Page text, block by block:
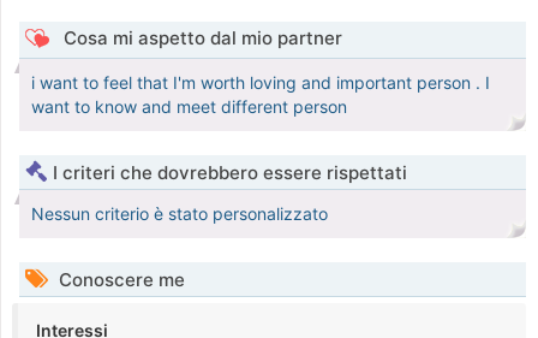
Cosa mi aspetto dal mio partner
i want to feel that I'm worth loving and important person . I
want to know and meet different person
I criteri che dovrebbero essere rispettati
Nessun criterio è stato personalizzato
Conoscere me
Interessi